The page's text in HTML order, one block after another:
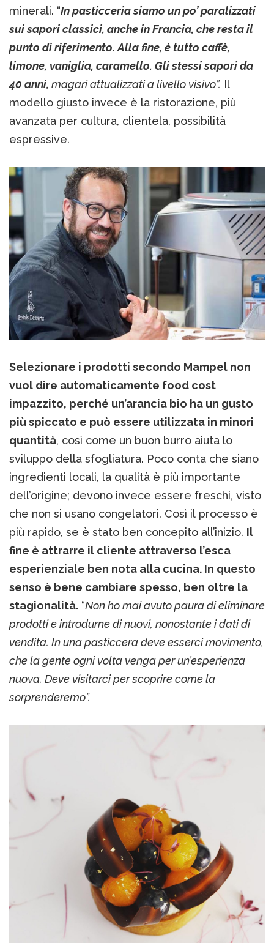
minerali. “In pasticceria siamo un po’ paralizzati
sui sapori classici, anche in Francia, che resta il
punto di riferimento. Alla fine, è tutto caffè,
limone, vaniglia, caramello. Gli stessi sapori da
40 anni, magari attualizzati a livello visivo”. Il
modello giusto invece è la ristorazione, più
avanzata per cultura, clientela, possibilità
espressive.
Selezionare i prodotti secondo Mampel non
vuol dire automaticamente food cost
impazzito, perché un’arancia bio ha un gusto
più spiccato e può essere utilizzata in minori
quantità, così come un buon burro aiuta lo
sviluppo della sfogliatura. Poco conta che siano
ingredienti locali, la qualità è più importante
dell’origine; devono invece essere freschi, visto
che non si usano congelatori. Così il processo è
più rapido, se è stato ben concepito all’inizio. Il
fine è attrarre il cliente attraverso l’esca
esperienziale ben nota alla cucina. In questo
senso è bene cambiare spesso, ben oltre la
stagionalità. “Non ho mai avuto paura di eliminare
prodotti e introdurne di nuovi, nonostante i dati di
vendita. In una pasticcera deve esserci movimento,
che la gente ogni volta venga per un’esperienza
nuova. Deve visitarci per scoprire come la
sorprenderemo”.